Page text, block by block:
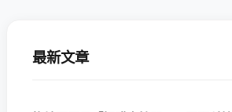
最新文章